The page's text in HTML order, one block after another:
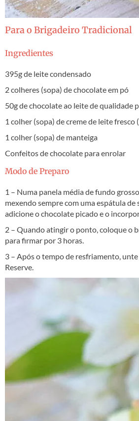
Para o Brigadeiro Tradicional
Ingredientes
395g de leite condensado
2 colheres (sopa) de chocolate em pó
50g de chocolate ao leite de qualidade
1 colher (sopa) de creme de leite fresco
1 colher (sopa) de manteiga
Confeitos de chocolate para enrolar
Modo de Preparo
1 – Numa panela média de fundo
mexendo sempre com uma espátula
adicione o chocolate picado e o
2 – Quando atingir o ponto, coloque o
para firmar por 3 horas.
3 – Após o tempo de resfriamento,
Reserve.